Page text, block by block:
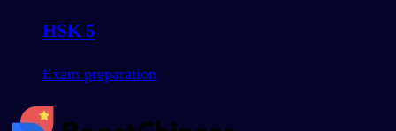
HSK 5
Exam preparation